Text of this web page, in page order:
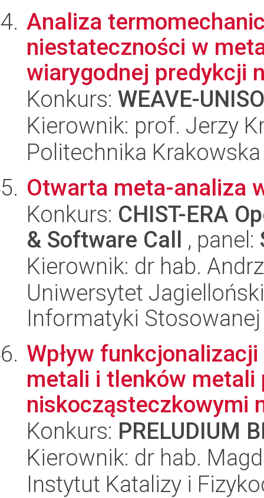
Analiza
niestateczności w
wiarygodnej predykcji
Konkurs: WEAVE-
Kierownik: prof. Jerzy
Politechnika
Otwarta meta-analiza
Konkurs: CHIST-ERA
& Software Call , panel:
Kierownik: dr hab.
Uniwersytet
Informatyki Stosowanej
Wpływ
metali i tlenków metali
niskocząsteczkowymi
Konkurs: PRELUDIUM
Kierownik: dr hab.
Instytut Katalizy i